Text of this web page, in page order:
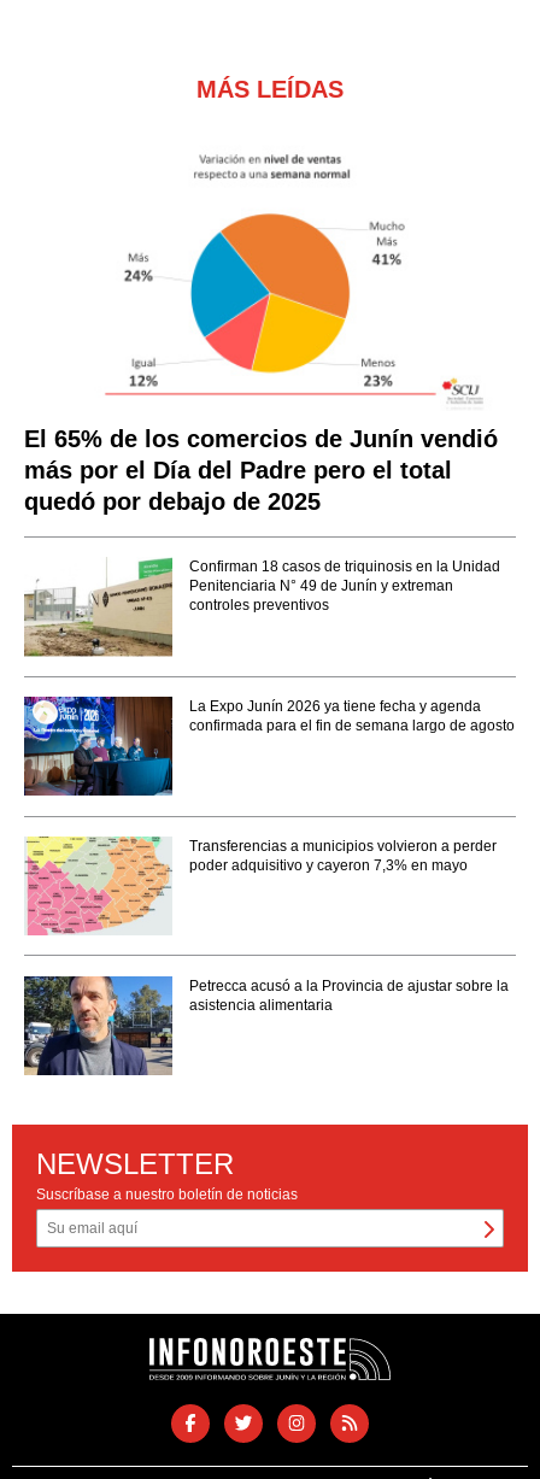
MÁS LEÍDAS
El 65% de los comercios de Junín vendió
más por el Día del Padre pero el total
quedó por debajo de 2025
Confirman 18 casos de triquinosis en la Unidad
Penitenciaria N° 49 de Junín y extreman
controles preventivos
La Expo Junín 2026 ya tiene fecha y agenda
confirmada para el fin de semana largo de agosto
Transferencias a municipios volvieron a perder
poder adquisitivo y cayeron 7,3% en mayo
Petrecca acusó a la Provincia de ajustar sobre la
asistencia alimentaria
NEWSLETTER
Suscríbase a nuestro boletín de noticias